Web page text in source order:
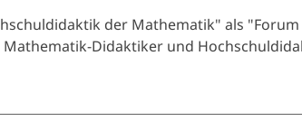
der Mathematik" als
Didaktiker und